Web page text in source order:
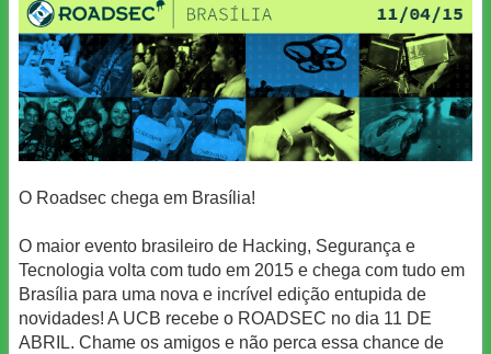
O Roadsec chega em Brasília!
O maior evento brasileiro de Hacking, Segurança e
Tecnologia volta com tudo em 2015 e chega com tudo em
Brasília para uma nova e incrível edição entupida de
novidades! A UCB recebe o ROADSEC no dia 11 DE
ABRIL. Chame os amigos e não perca essa chance de